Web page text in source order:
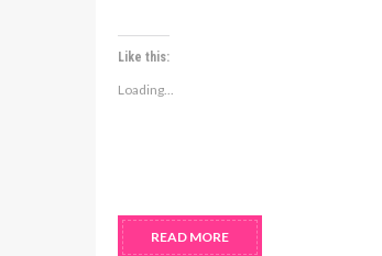
Like this:
Loading...
READ MORE